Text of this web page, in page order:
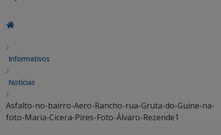
Informativos
Notícias
Asfalto-no-bairro-Aero-Rancho-rua-Gruta-do-Guine-na-
foto-Maria-Cicera-Pires-Foto-Álvaro-Rezende1